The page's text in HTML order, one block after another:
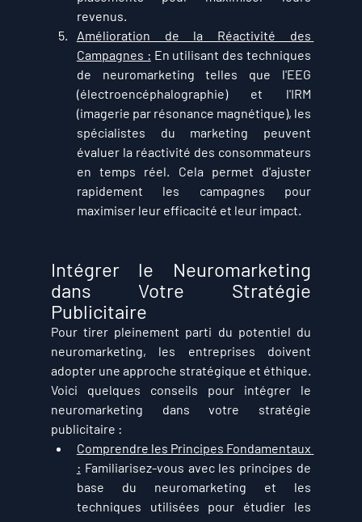
revenus.
Amélioration de la Réactivité des
Campagnes : En utilisant des techniques
de neuromarketing telles que l'EEG
(électroencéphalographie) et l'IRM
(imagerie par résonance magnétique), les
spécialistes du marketing peuvent
évaluer la réactivité des consommateurs
en temps réel. Cela permet d'ajuster
rapidement les campagnes pour
maximiser leur efficacité et leur impact.
Intégrer le Neuromarketing
dans Votre Stratégie
Publicitaire
Pour tirer pleinement parti du potentiel du
neuromarketing, les entreprises doivent
adopter une approche stratégique et éthique.
Voici quelques conseils pour intégrer le
neuromarketing dans votre stratégie
publicitaire :
Comprendre les Principes Fondamentaux
: Familiarisez-vous avec les principes de
base du neuromarketing et les
techniques utilisées pour étudier les